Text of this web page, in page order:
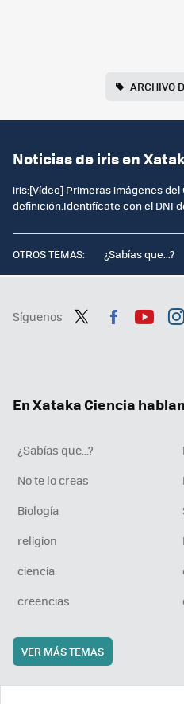
ARCHIVO
Noticias de iris en
iris:[Vídeo] Primeras imágenes
definición.Identifícate con el DNI
OTROS TEMAS: ¿Sabías que...?
Síguenos
En Xataka Ciencia
¿Sabías que...?
No te lo creas
Biología
religion
ciencia
creencias
VER MÁS TEMAS